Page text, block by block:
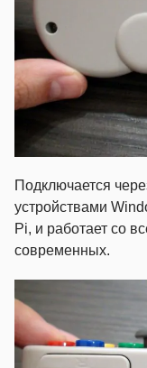
Подключается
устройствами
Pi, и работает со
современных.